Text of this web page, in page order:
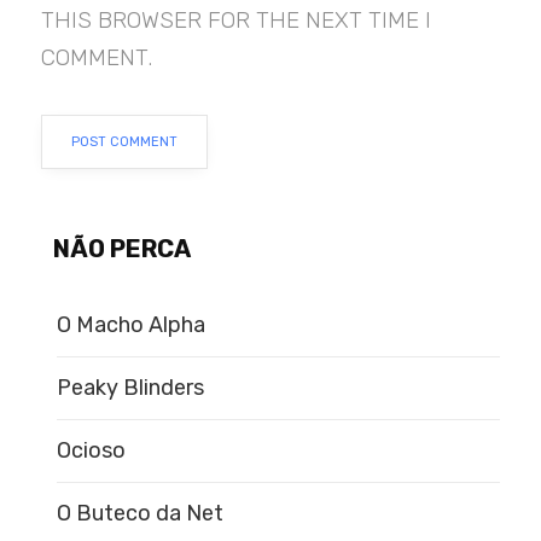
THIS BROWSER FOR THE NEXT TIME I
COMMENT.
NÃO PERCA
O Macho Alpha
Peaky Blinders
Ocioso
O Buteco da Net